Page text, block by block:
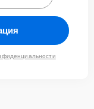
что
самые сложные